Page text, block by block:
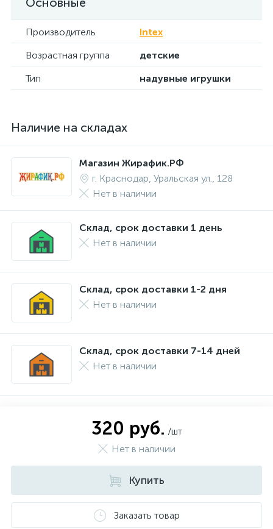
Производитель
Intex
Возрастная группа
детские
Тип
надувные игрушки
Наличие на складах
Магазин Жирафик.РФ
г. Краснодар, Уральская ул., 128
Нет в наличии
Склад, срок доставки 1 день
Нет в наличии
Склад, срок доставки 1-2 дня
Нет в наличии
Склад, срок доставки 7-14 дней
Нет в наличии
320 руб. /шт
Нет в наличии
Купить
Заказать товар